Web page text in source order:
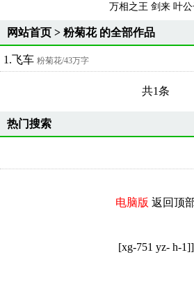
万相之王 剑来 叶
网站首页 > 粉菊花 的全部作品
1.飞车 粉菊花/43万字
共1条
热门搜索
电脑版 返回顶
[xg-751 yz- h-1]]